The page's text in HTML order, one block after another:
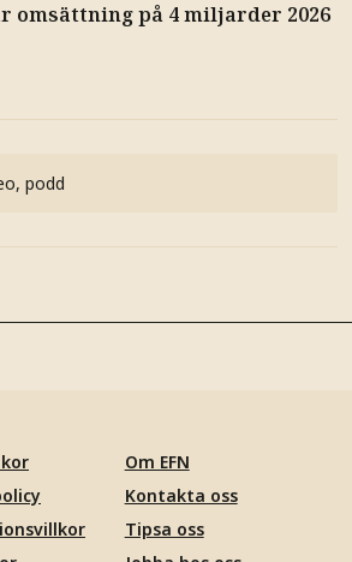
omsättning på 4 miljarder 2026
podd
Om EFN
Kontakta oss
Tipsa oss